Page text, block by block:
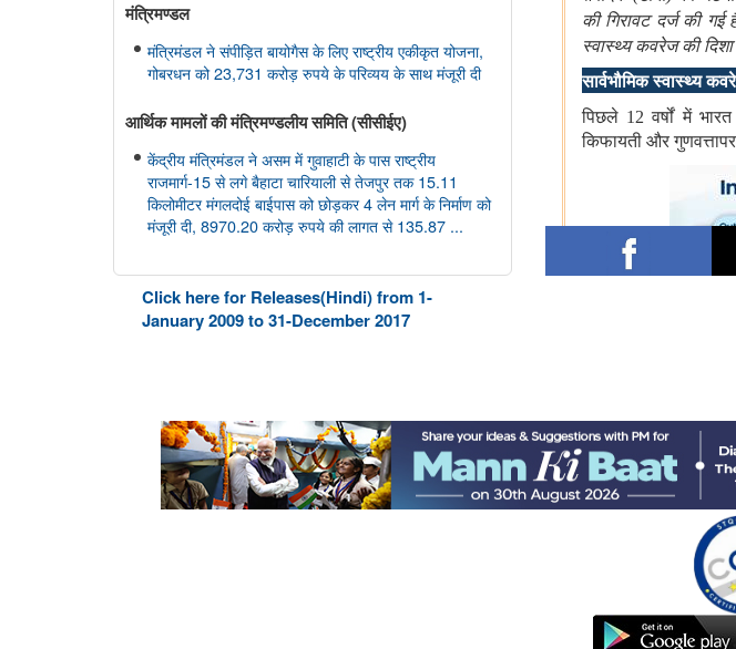
मंत्रिमण्‍डल
मंत्रिमंडल ने संपीड़ित बायोगैस के लिए राष्ट्रीय एकीकृत योजना,
गोबरधन को 23,731 करोड़ रुपये के परिव्यय के साथ मंजूरी दी
आर्थिक मामलों की मंत्रिमण्‍डलीय समिति (सीसीईए)
केंद्रीय मंत्रिमंडल ने असम में गुवाहाटी के पास राष्ट्रीय
राजमार्ग-15 से लगे बैहाटा चारियाली से तेजपुर तक 15.11
किलोमीटर मंगलदोई बाईपास को छोड़कर 4 लेन मार्ग के निर्माण को
मंजूरी दी, 8970.20 करोड़ रुपये की लागत से 135.87 ...
आयुष
केंद्रीय आयुष मंत्री श्री प्रतापराव जाधव ने सीसीआरएएस की
27वीं शासी निकाय बैठक की अध्यक्षता की
डॉ. जितेंद्र सिंह ने राज्यसभा को गगनयान मिशन और भारत के
मानव अंतरिक्ष अन्वेषण रोडमैप की प्रमुख उपलब्धियों की जानकारी
संसद प्रश्न: वैश्विक प्रक्षेपण बाजार में भारत की स्थिति
Click here for Releases(Hindi) from 1-
January 2009 to 31-December 2017